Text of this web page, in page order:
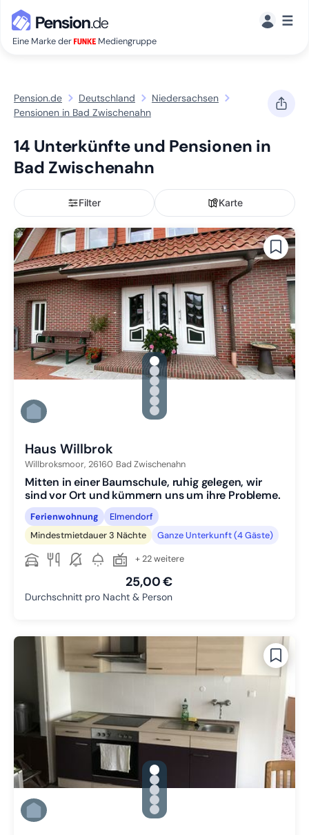
Eine Marke der Mediengruppe
☰
Pension.de Deutschland
Niedersachsen
Pensionen in Bad Zwischenahn
14 Unterkünfte und Pensionen in
Bad Zwischenahn
Filter Karte
gallery.slide_selector
Zu Slide 1 wechseln
Zu Slide 2 wechseln
Zu Slide 3 wechseln
Zu Slide 4 wechseln
Zu Slide 5 wechseln
Zu Slide 6 wechseln
Haus Willbrok
Willbroksmoor, 26160 Bad Zwischenahn
Mitten in einer Baumschule, ruhig gelegen, wir
sind vor Ort und kümmern uns um ihre Probleme.
Ferienwohnung
Elmendorf
Mindestmietdauer 3 Nächte
Ganze Unterkunft (4 Gäste)
+ 22 weitere
25,00 €
Durchschnitt pro Nacht & Person
gallery.slide_selector
Zu Slide 1 wechseln
Zu Slide 2 wechseln
Zu Slide 3 wechseln
Zu Slide 4 wechseln
Zu Slide 5 wechseln